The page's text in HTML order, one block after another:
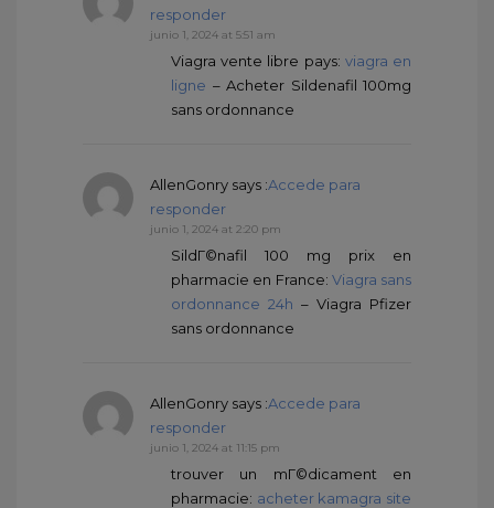
responder
junio 1, 2024 at 5:51 am
Viagra vente libre pays: viagra en
ligne – Acheter Sildenafil 100mg
sans ordonnance
AllenGonry says :Accede para
responder
junio 1, 2024 at 2:20 pm
SildГ©nafil 100 mg prix en
pharmacie en France: Viagra sans
ordonnance 24h – Viagra Pfizer
sans ordonnance
AllenGonry says :Accede para
responder
junio 1, 2024 at 11:15 pm
trouver un mГ©dicament en
pharmacie: acheter kamagra site